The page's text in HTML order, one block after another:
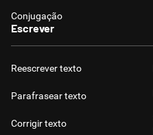
Conjugação
Escrever
Reescrever texto
Parafrasear texto
Corrigir texto